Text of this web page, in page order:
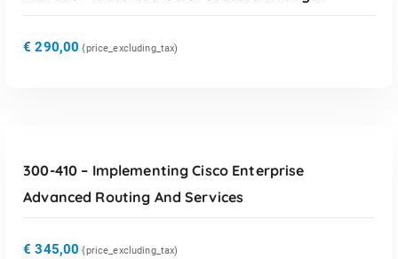
€ 290,00 {price_excluding_tax)
300-410 – Implementing Cisco Enterprise
Advanced Routing And Services
€ 345,00 {price_excluding_tax)